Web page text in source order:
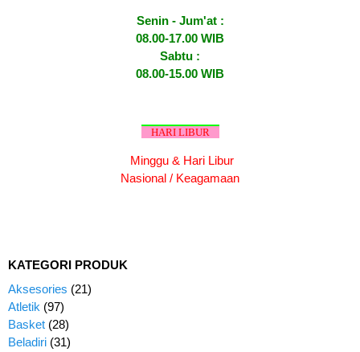
Senin - Jum'at :
08.00-17.00 WIB
Sabtu :
08.00-15.00 WIB
HARI LIBUR
Minggu & Hari Libur
Nasional / Keagamaan
KATEGORI PRODUK
Aksesories (21)
Atletik (97)
Basket (28)
Beladiri (31)